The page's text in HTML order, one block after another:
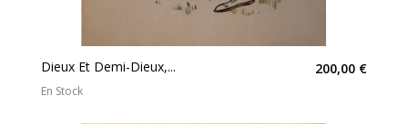
Dieux Et Demi-Dieux,... 200,00 €
En Stock